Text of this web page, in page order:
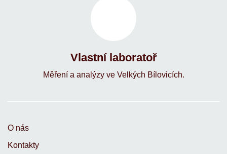
Vlastní laboratoř
Měření a analýzy ve Velkých Bílovicích.
O nás
Kontakty